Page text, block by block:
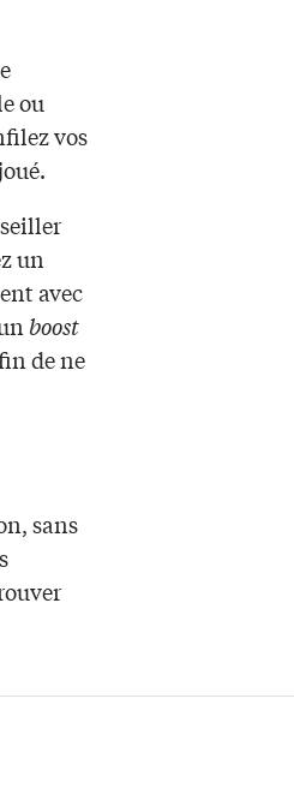
ou
vos
un
avec
boost
de ne
sans